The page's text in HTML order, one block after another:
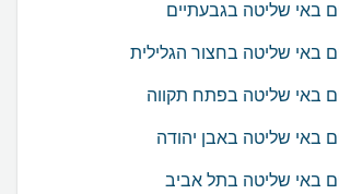
באי שליטה בגבעתיים
באי שליטה בחצור הגלילית
באי שליטה בפתח תקווה
באי שליטה באבן יהודה
באי שליטה בתל אביב